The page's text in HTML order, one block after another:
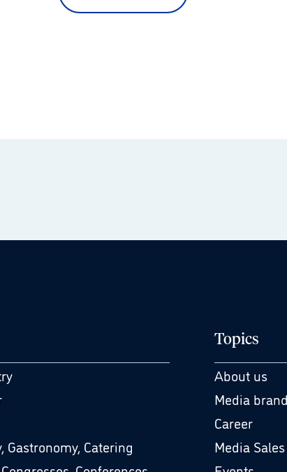
Gastronomy, Catering
Topics
About us
Media
Career
Media Sales